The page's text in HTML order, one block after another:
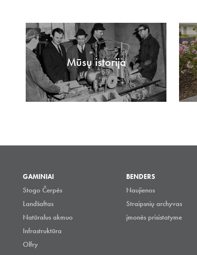
Mūsų istorija
GAMINIAI
Stogo Čerpės
Landšaftas
Natūralus akmuo
Infrastruktūra
Olfry
BENDERS
Naujienos
Straipsnių archyvas
įmonės prisistatyme